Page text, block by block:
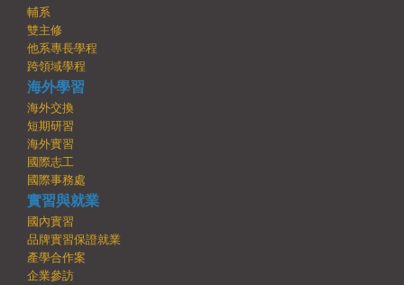
輔系
雙主修
他系專長學程
跨領域學程
海外學習
海外交換
短期研習
海外實習
國際志工
國際事務處
實習與就業
國內實習
品牌實習保證就業
產學合作案
企業參訪